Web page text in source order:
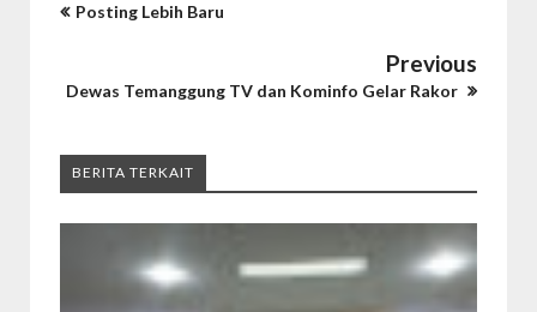
Posting Lebih Baru
Previous
Dewas Temanggung TV dan Kominfo Gelar Rakor
BERITA TERKAIT